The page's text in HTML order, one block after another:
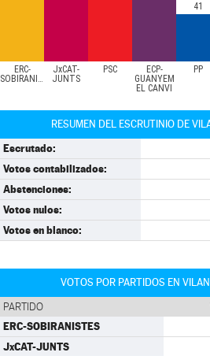
ERC-
SOBIRANISTES
JxCAT-
JUNTS
PSC
ECP-
GUANYEM
EL CANVI
PP
41
RESUMEN DEL ESCRUTINIO DE
Escrutado:
Votos contabilizados:
Abstenciones:
Votos nulos:
Votos en blanco:
VOTOS POR PARTIDOS EN
PARTIDO
ERC-SOBIRANISTES
JxCAT-JUNTS